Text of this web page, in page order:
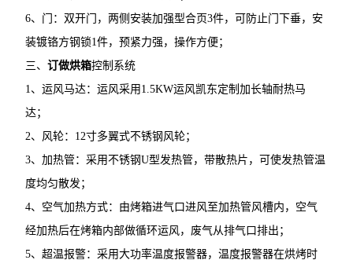
6、门：双开门，两侧安装加强型合页3件，可防止门下垂，安
装镀铬方钢锁1件，预紧力强，操作方便；
三、订做烘箱控制系统
1、运风马达：运风采用1.5KW运风凯东定制加长轴耐热马
达；
2、风轮：12寸多翼式不锈钢风轮；
3、加热管：采用不锈钢U型发热管，带散热片，可使发热管温
度均匀散发；
4、空气加热方式：由烤箱进气口进风至加热管风槽内，空气
经加热后在烤箱内部做循环运风，废气从排气口排出；
5、超温报警：采用大功率温度报警器，温度报警器在烘烤时